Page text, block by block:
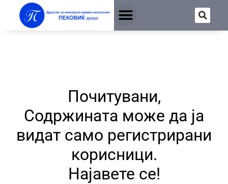
Почитувани,
Содржината може да ја
видат само регистрирани
корисници.
Најавете се!